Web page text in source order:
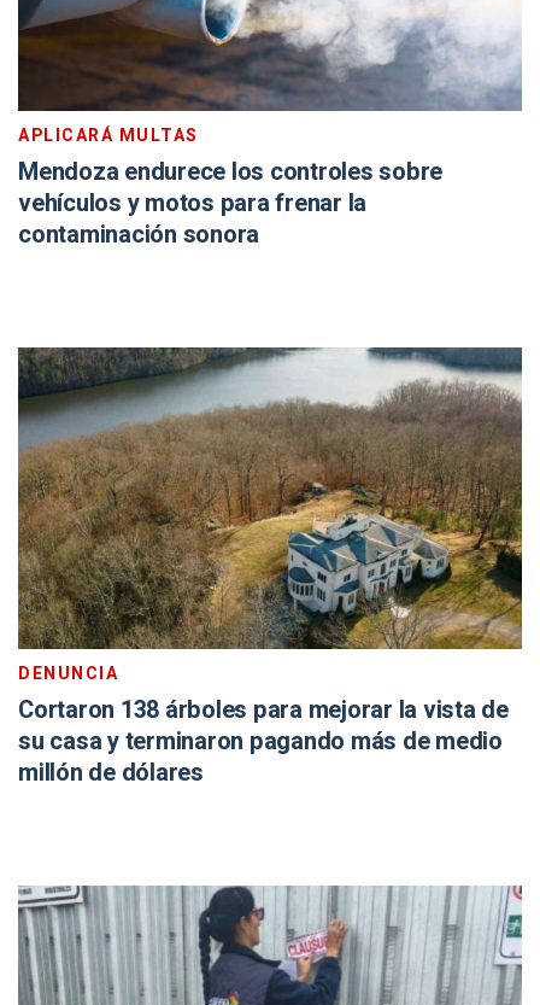
APLICARÁ MULTAS
Mendoza endurece los controles sobre
vehículos y motos para frenar la
contaminación sonora
DENUNCIA
Cortaron 138 árboles para mejorar la vista de
su casa y terminaron pagando más de medio
millón de dólares